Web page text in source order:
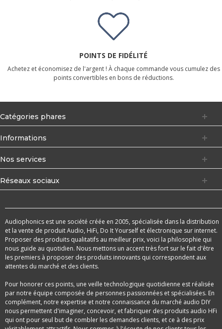
POINTS DE FIDÉLITÉ
Achetez et économisez de l'argent ! À chaque commande vous cumulez des
points convertibles en bons de réductions.
Catégories phares
Informations
Nos services
Réseaux sociaux
Audiophonics est une société créée en 2005, spécialisée dans la distribution
et la vente de produit Audio, HiFi, Do It Yourself et électronique sur internet.
Proposer des produits qualitatifs au meilleur prix, voici la philosophie qui
nous guide au quotidien. Nous mettons un accent très fort sur le fait d'être
les premiers à proposer des produits innovants qui correspondent aux
attentes du marché et des clients.
Pour honorer ces points, une veille technologique quotidienne est réalisée
par notre équipe composée de personnes passionnées et spécialisées. En
complément, notre expertise et notre connaissance du marché audio DIY
nous permettent d'imaginer, concevoir, et fabriquer des produits audio HFi
qui ont pour seul but de combler les demandes clients, et ce à des prix